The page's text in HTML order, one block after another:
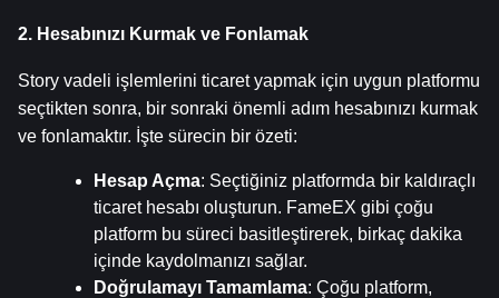
2. Hesabınızı Kurmak ve Fonlamak
Story vadeli işlemlerini ticaret yapmak için uygun platformu
seçtikten sonra, bir sonraki önemli adım hesabınızı kurmak
ve fonlamaktır. İşte sürecin bir özeti:
Hesap Açma: Seçtiğiniz platformda bir kaldıraçlı
ticaret hesabı oluşturun. FameEX gibi çoğu
platform bu süreci basitleştirerek, birkaç dakika
içinde kaydolmanızı sağlar.
Doğrulamayı Tamamlama: Çoğu platform,